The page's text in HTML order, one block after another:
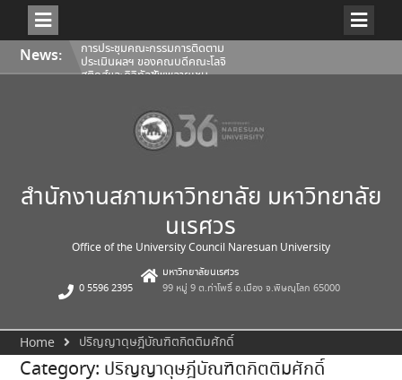
Skip
content
News: การประชุมคณะกรรมการติดตาม
ประเมินผลฯ ของคณบดีคณะโลจิ
สติกส์และดิจิทัลซัพพลายเชน
ครั้งที่ 350 (8/2569) วันเสาร์ที่ 1
สิงหาคม 2569
การประชุมคณะกรรมการติดตาม
ประเมินผลฯ ของคณบดีคณะ
สำนักงานสภามหาวิทยาลัย มหาวิทยาลัย
นเรศวร
Office of the University Council Naresuan University
0 5596 2395
มหาวิทยาลัยนเรศวร
99 หมู่ 9 ต.ท่าโพธิ์ อ.เมือง จ.พิษณุโลก 65000
Home ปริญญาดุษฎีบัณฑิตกิตติมศักดิ์
Category: ปริญญาดุษฎีบัณฑิตกิตติมศักดิ์